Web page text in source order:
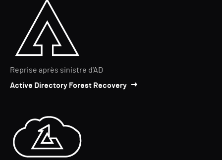
Reprise après sinistre d'AD
Active Directory Forest Recovery